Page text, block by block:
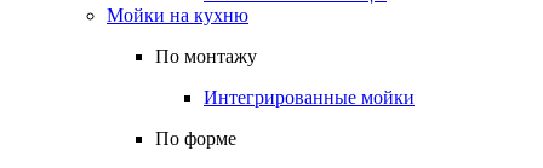
Мойки на кухню
По монтажу
Интегрированные мойки
По форме